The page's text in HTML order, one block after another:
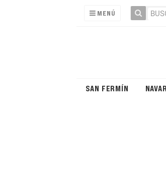
MENÚ
SAN FERMÍN